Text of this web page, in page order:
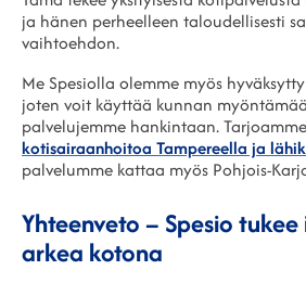
ja hänen perheelleen taloudellisesti
vaihtoehdon.
Me Spesiolla olemme myös hyväksytty
joten voit käyttää kunnan
palvelujemme hankintaan. Tarjoamme
kotisairaanhoitoa Tampereella ja
palvelumme kattaa myös Pohjois-
Yhteenveto – Spesio
arkea kotona